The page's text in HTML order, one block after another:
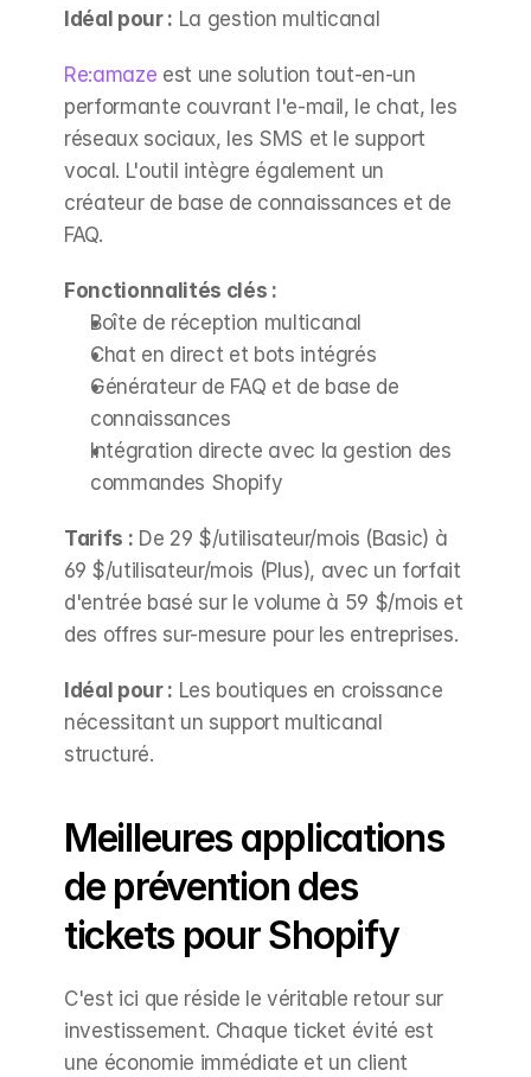
Idéal pour : La gestion multicanal
Re:amaze est une solution tout-en-un
performante couvrant l'e-mail, le chat, les
réseaux sociaux, les SMS et le support
vocal. L'outil intègre également un
créateur de base de connaissances et de
FAQ.
Fonctionnalités clés :
Boîte de réception multicanal
Chat en direct et bots intégrés
Générateur de FAQ et de base de
connaissances
Intégration directe avec la gestion des
commandes Shopify
Tarifs : De 29 $/utilisateur/mois (Basic) à
69 $/utilisateur/mois (Plus), avec un forfait
d'entrée basé sur le volume à 59 $/mois et
des offres sur-mesure pour les entreprises.
Idéal pour : Les boutiques en croissance
nécessitant un support multicanal
structuré.
Meilleures applications
de prévention des
tickets pour Shopify
C'est ici que réside le véritable retour sur
investissement. Chaque ticket évité est
une économie immédiate et un client